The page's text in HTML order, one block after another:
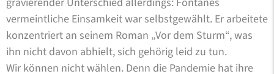
vermeintliche Einsamkeit war selbstgewählt. Er arbeitete
konzentriert an seinem Roman „Vor dem Sturm“, was
ihn nicht davon abhielt, sich gehörig leid zu tun.
Wir können nicht wählen. Denn die Pandemie hat ihre